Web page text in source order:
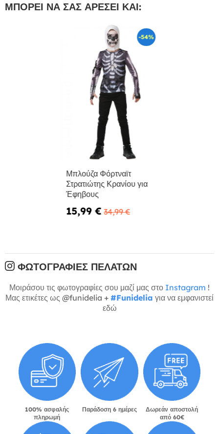
ΜΠΟΡΕΊ ΝΑ ΣΑΣ ΑΡΈΣΕΙ ΚΑΙ:
-54%
Μπλούζα Φόρτναϊτ
Στρατιώτης Κρανίου για
Έφηβους
15,99 € 34,99 €
ΦΩΤΟΓΡΑΦΊΕΣ ΠΕΛΑΤΏΝ
Μοιράσου τις φωτογραφίες σου μαζί μας στο Instagram !
Μας ετικέτες ως @funidelia + #Funidelia για να εμφανιστεί
εδώ
100% ασφαλής
πληρωμή
Παράδοση 6 ημέρες
Δωρεάν αποστολή
από 60€